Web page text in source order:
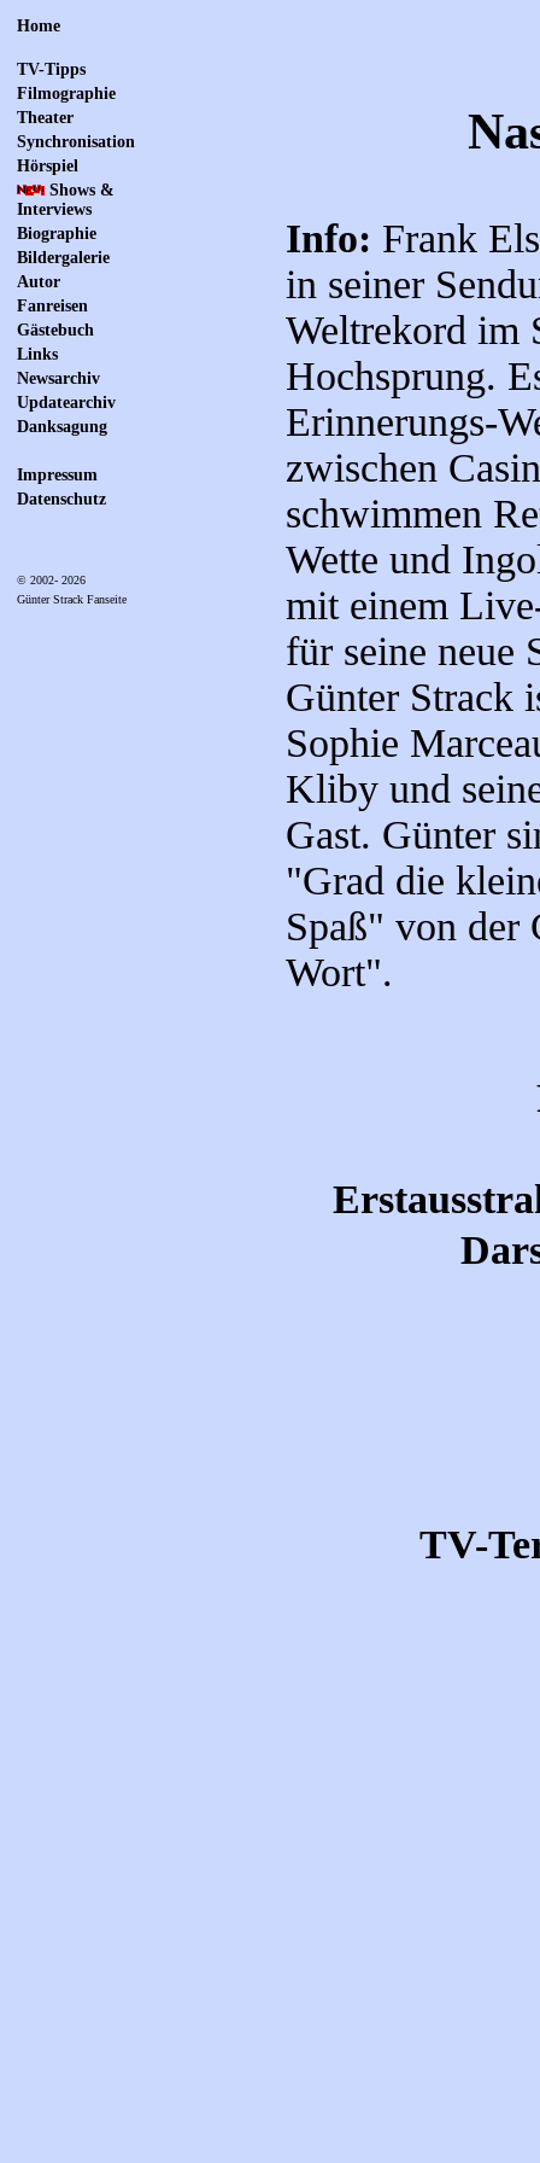
Home
TV-Tipps
Filmographie
Theater
Synchronisation
Hörspiel
Shows &
Interviews
Biographie
Bildergalerie
Autor
Fanreisen
Gästebuch
Links
Newsarchiv
Updatearchiv
Danksagung
Impressum
Datenschutz
© 2002- 2026
Günter Strack Fanseite
Info: Frank
in seiner
Weltrekord im
Hochsprung.
Erinnerungs-
zwischen
schwimmen
Wette und
mit einem
für seine neue
Günter Strack
Sophie
Kliby und
Gast. Günter
"Grad die
Spaß" von der
Wort".
TV-